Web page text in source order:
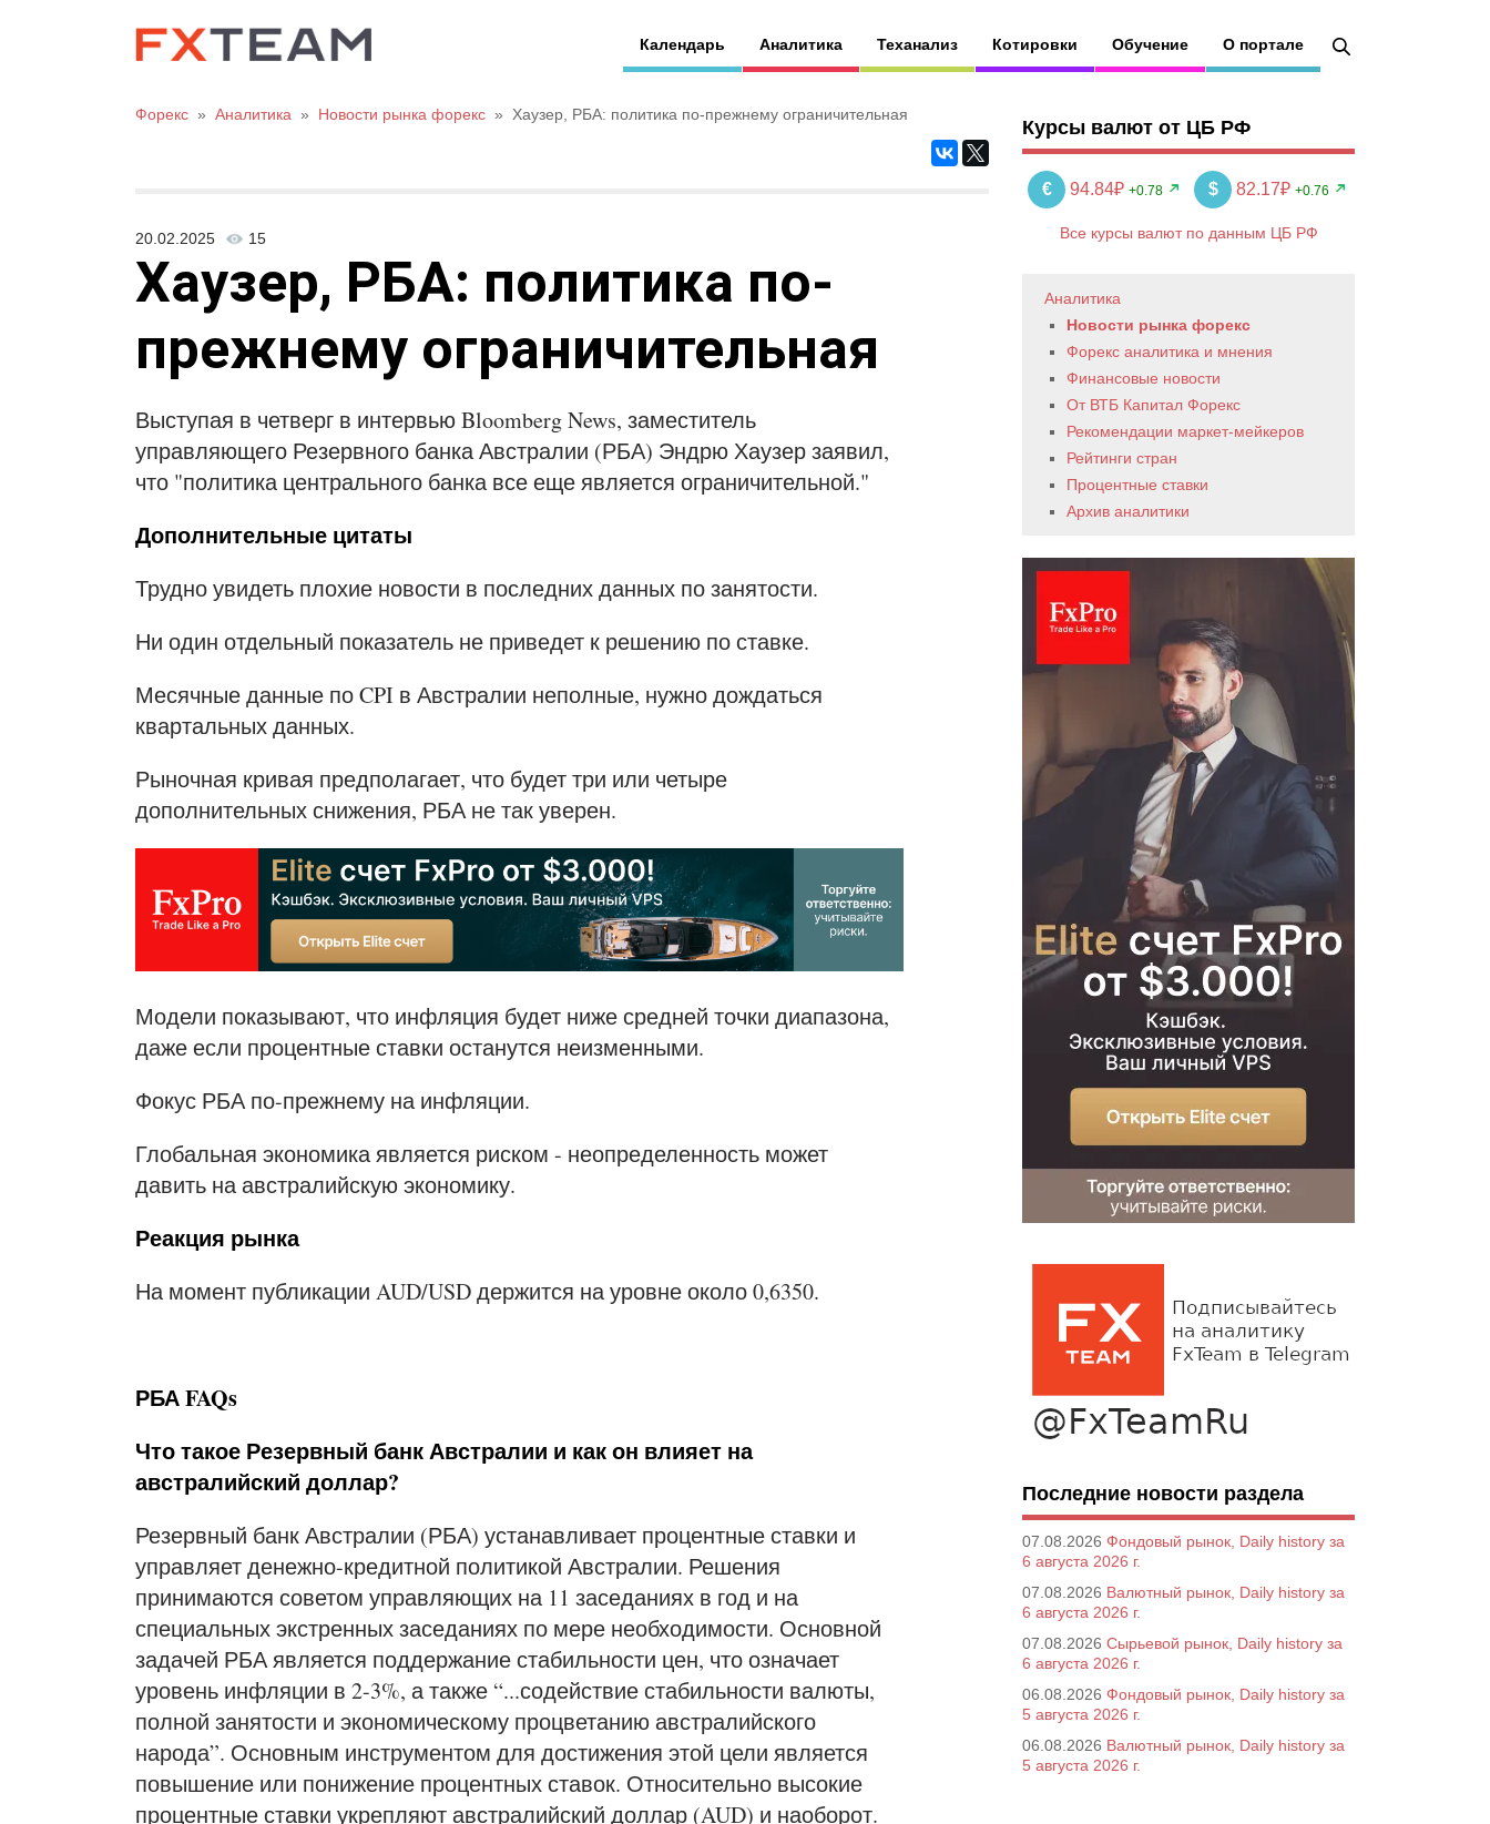
Календарь Аналитика Теханализ Котировки Обучение О портале
Форекс » Аналитика » Новости рынка форекс » Хаузер, РБА: политика по-прежнему ограничительная
20.02.2025 15
Хаузер, РБА: политика по-
прежнему ограничительная
Выступая в четверг в интервью Bloomberg News, заместитель
управляющего Резервного банка Австралии (РБА) Эндрю Хаузер заявил,
что "политика центрального банка все еще является ограничительной."
Дополнительные цитаты
Трудно увидеть плохие новости в последних данных по занятости.
Ни один отдельный показатель не приведет к решению по ставке.
Месячные данные по CPI в Австралии неполные, нужно дождаться
квартальных данных.
Рыночная кривая предполагает, что будет три или четыре
дополнительных снижения, РБА не так уверен.
Модели показывают, что инфляция будет ниже средней точки диапазона,
даже если процентные ставки останутся неизменными.
Фокус РБА по-прежнему на инфляции.
Глобальная экономика является риском - неопределенность может
давить на австралийскую экономику.
Реакция рынка
На момент публикации AUD/USD держится на уровне около 0,6350.
РБА FAQs
Что такое Резервный банк Австралии и как он влияет на
австралийский доллар?
Резервный банк Австралии (РБА) устанавливает процентные ставки и
управляет денежно-кредитной политикой Австралии. Решения
принимаются советом управляющих на 11 заседаниях в год и на
специальных экстренных заседаниях по мере необходимости. Основной
задачей РБА является поддержание стабильности цен, что означает
уровень инфляции в 2-3%, а также “...содействие стабильности валюты,
полной занятости и экономическому процветанию австралийского
народа”. Основным инструментом для достижения этой цели является
повышение или понижение процентных ставок. Относительно высокие
процентные ставки укрепляют австралийский доллар (AUD) и наоборот.
Курсы валют от ЦБ РФ
€ 94.84₽ +0.78 $ 82.17₽ +0.76
Все курсы валют по данным ЦБ РФ
Аналитика
Новости рынка форекс
Форекс аналитика и мнения
Финансовые новости
От ВТБ Капитал Форекс
Рекомендации маркет-мейкеров
Рейтинги стран
Процентные ставки
Архив аналитики
Последние новости раздела
07.08.2026 Фондовый рынок, Daily history за
6 августа 2026 г.
07.08.2026 Валютный рынок, Daily history за
6 августа 2026 г.
07.08.2026 Сырьевой рынок, Daily history за
6 августа 2026 г.
06.08.2026 Фондовый рынок, Daily history за
5 августа 2026 г.
06.08.2026 Валютный рынок, Daily history за
5 августа 2026 г.